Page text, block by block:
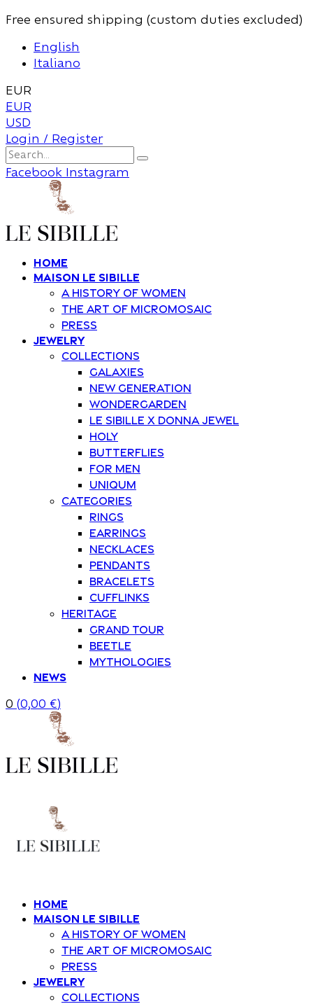
Free ensured shipping (custom duties excluded)
English
Italiano
EUR
EUR
USD
Login / Register
Facebook Instagram
Home
Maison Le Sibille
A history of women
The art of Micromosaic
Press
Jewelry
Collections
Galaxies
New Generation
Wondergarden
Le Sibille x Donna Jewel
Holy
Butterflies
For Men
Uniqum
Categories
Rings
Earrings
Necklaces
Pendants
Bracelets
Cufflinks
Heritage
Grand Tour
Beetle
Mythologies
News
0 (0,00 €)
Home
Maison Le Sibille
A history of women
The art of Micromosaic
Press
Jewelry
Collections